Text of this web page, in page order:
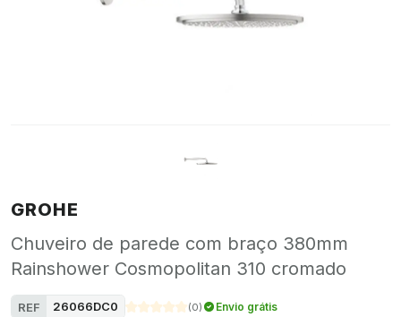
GROHE
Chuveiro de parede com braço 380mm
Rainshower Cosmopolitan 310 cromado
REF 26066DC0 (0) Envio grátis